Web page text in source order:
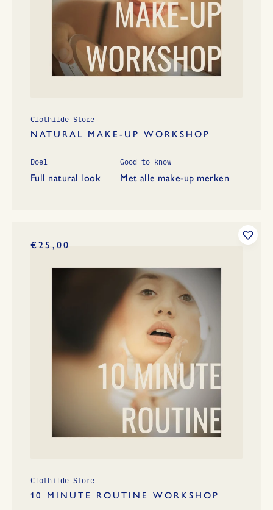
Clothilde Store
NATURAL MAKE-UP WORKSHOP
Doel
Full natural look
Good to know
Met alle make-up merken
Clothilde Store
10 MINUTE ROUTINE WORKSHOP
€25,00